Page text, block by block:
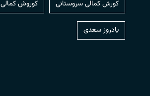
کورش کمالی سروستانی کوروش
یادروز سعدی